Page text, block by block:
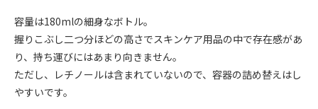
容量は180mlの細身なボトル。
握りこぶし二つ分ほどの高さでスキンケア用品の中で存在感があ
り、持ち運びにはあまり向きません。
ただし、レチノールは含まれていないので、容器の詰め替えはし
やすいです。